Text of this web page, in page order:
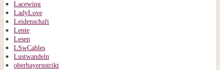
Lacewing
LadyLove
Leidenschaft
Lente
Lesen
LSwCables
Lustwandeln
oberbayernstrikt